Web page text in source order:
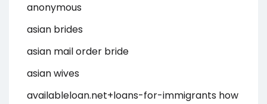
anonymous
asian brides
asian mail order bride
asian wives
availableloan.net+loans-for-immigrants how